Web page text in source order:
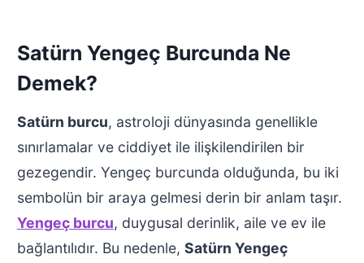
Satürn Yengeç Burcunda Ne
Demek?
Satürn burcu, astroloji dünyasında genellikle
sınırlamalar ve ciddiyet ile ilişkilendirilen bir
gezegendir. Yengeç burcunda olduğunda, bu iki
sembolün bir araya gelmesi derin bir anlam taşır.
Yengeç burcu, duygusal derinlik, aile ve ev ile
bağlantılıdır. Bu nedenle, Satürn Yengeç